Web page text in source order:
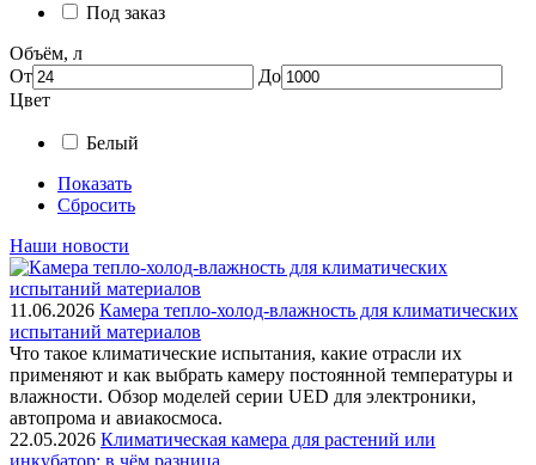
Под заказ
Объём, л
От
До
Цвет
Белый
Показать
Сбросить
Наши новости
11.06.2026 Камера тепло-холод-влажность для климатических
испытаний материалов
Что такое климатические испытания, какие отрасли их
применяют и как выбрать камеру постоянной температуры и
влажности. Обзор моделей серии UED для электроники,
автопрома и авиакосмоса.
22.05.2026 Климатическая камера для растений или
инкубатор: в чём разница